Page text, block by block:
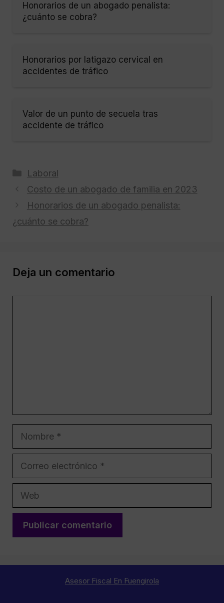
Honorarios de un abogado penalista:
¿cuánto se cobra?
Honorarios por latigazo cervical en
accidentes de tráfico
Valor de un punto de secuela tras
accidente de tráfico
Categorías
Laboral
Costo de un abogado de familia en 2023
Honorarios de un abogado penalista:
¿cuánto se cobra?
Deja un comentario
Asesor Fiscal En Fuengirola